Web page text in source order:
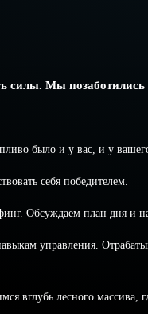
силы. Мы позаботились
было и у вас, и у
себя победителем.
Обсуждаем план дня и
управления.
лесного массива,